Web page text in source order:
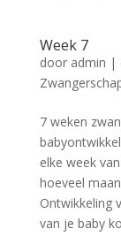
Week 7
door admin |
7 weken
elke week
hoeveel
Ontwikkeling
van je baby